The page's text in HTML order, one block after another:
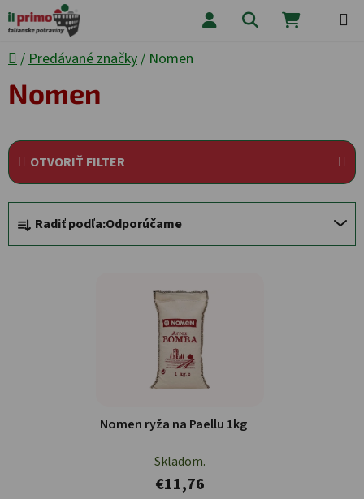
Prejsť na obsah Hľadať
Domov
/ Predávané značky/ Nomen
Nomen
OTVORIŤ FILTER
Radenie produktov
Radiť podľa:Odporúčame
Nomen ryža na Paellu 1kg
Skladom.
€11,76